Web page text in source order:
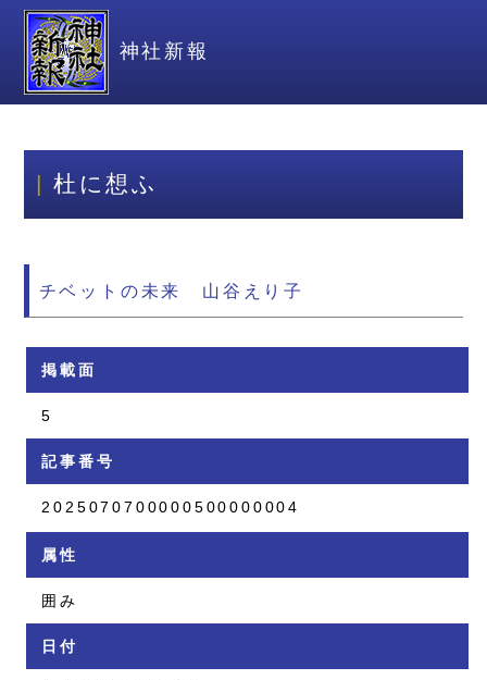
神社新報
杜に想ふ
チベットの未来 山谷えり子
掲載面
5
記事番号
2025070700000500000004
属性
囲み
日付